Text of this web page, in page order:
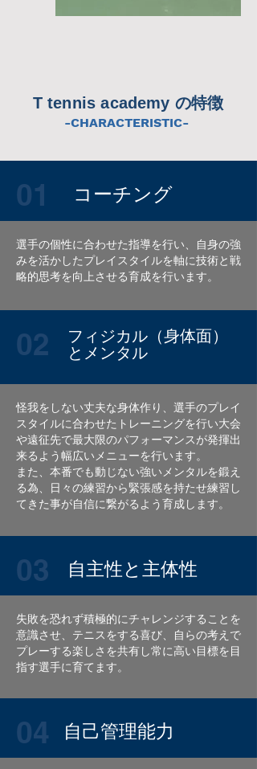
T tennis academy の特徴
-CHARACTERISTIC-
01 ​コーチング
選手の個性に合わせた指導を行い、自身の強
みを活かしたプレイスタイルを軸に技術と戦
略的思考を向上させる育成を行います。
02
フィジカル（身体面）
とメンタル
怪我をしない丈夫な身体作り、選手のプレイ
スタイルに合わせたトレーニングを行い大会
や遠征先で最大限のパフォーマンスが発揮出
来るよう幅広いメニューを行います。
また、本番でも動じない強いメンタルを鍛え
る為、日々の練習から緊張感を持たせ練習し
てきた事が自信に繋がるよう育成します。
03 自主性と主体性
失敗を恐れず積極的にチャレンジすることを
意識させ、テニスをする喜び、自らの考えで
プレーする楽しさを共有し常に高い目標を目
指す選手に育てます。
04 自己管理能力